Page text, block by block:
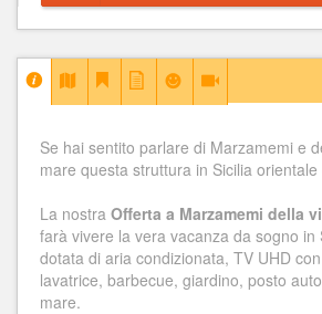
Se hai sentito parlare di Marzamemi e
mare questa struttura in Sicilia
La nostra Offerta a Marzamemi della
farà vivere la vera vacanza da sogno in
dotata di aria condizionata, TV UHD
lavatrice, barbecue, giardino, posto
mare.